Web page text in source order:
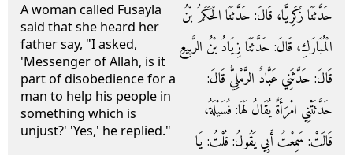
A woman called Fusayla
said that she heard her
father say, "I asked,
'Messenger of Allah, is it
part of disobedience for a
man to help his people in
something which is
unjust?' 'Yes,' he replied."
حَدَّثَنَا زَكَرِيَّا، قَالَ‏:‏ حَدَّثَنَا الْحَكَمُ بْنُ
الْمُبَارَكِ، قَالَ‏:‏ حَدَّثَنَا زِيَادُ بْنُ الرَّبِيعِ
قَالَ‏:‏ حَدَّثَنِي عَبَّادٌ الرَّمْلِيُّ قَالَ‏:‏
حَدَّثَتْنِي امْرَأَةٌ يُقَالُ لَهَا‏:‏ فُسَيْلَةُ،
قَالَتْ‏:‏ سَمِعْتُ أَبِي يَقُولُ‏:‏ قُلْتُ‏:‏ يَا